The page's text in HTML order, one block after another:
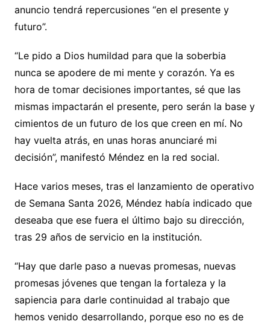
anuncio tendrá repercusiones “en el presente y
futuro”.
“Le pido a Dios humildad para que la soberbia
nunca se apodere de mi mente y corazón. Ya es
hora de tomar decisiones importantes, sé que las
mismas impactarán el presente, pero serán la base y
cimientos de un futuro de los que creen en mí. No
hay vuelta atrás, en unas horas anunciaré mi
decisión”, manifestó Méndez en la red social.
Hace varios meses, tras el lanzamiento de operativo
de Semana Santa 2026, Méndez había indicado que
deseaba que ese fuera el último bajo su dirección,
tras 29 años de servicio en la institución.
“Hay que darle paso a nuevas promesas, nuevas
promesas jóvenes que tengan la fortaleza y la
sapiencia para darle continuidad al trabajo que
hemos venido desarrollando, porque eso no es de